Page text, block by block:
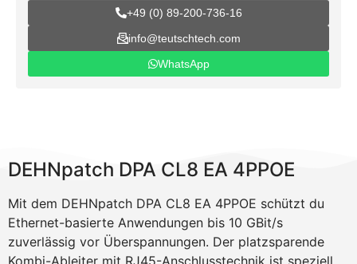
+49 (0) 89-200-736-16
info@teutschtech.com
WhatsApp
DEHNpatch DPA CL8 EA 4PPOE
Mit dem DEHNpatch DPA CL8 EA 4PPOE schützt du
Ethernet-basierte Anwendungen bis 10 GBit/s
zuverlässig vor Überspannungen. Der platzsparende
Kombi-Ableiter mit RJ45-Anschlusstechnik ist speziell